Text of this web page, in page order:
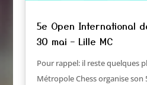
5e Open International
30 mai – Lille MC
Pour rappel: il reste quelques
Métropole Chess organise